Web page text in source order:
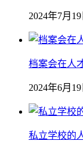
2024年7月19
档案会在人
2024年6月19
私立学校的